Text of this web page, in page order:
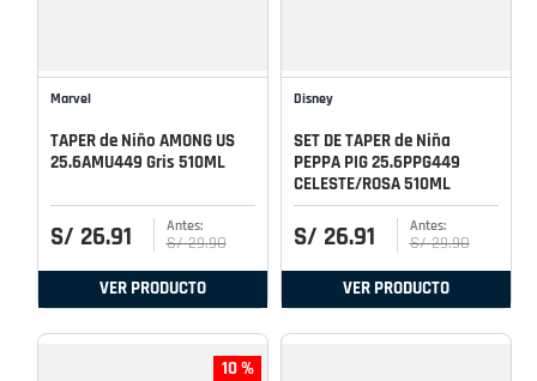
Marvel
TAPER de Niño AMONG US
25.6AMU449 Gris 510ML
S/ 26.91 S/ 29.90
VER PRODUCTO
Disney
SET DE TAPER de Niña
PEPPA PIG 25.6PPG449
CELESTE/ROSA 510ML
S/ 26.91 S/ 29.90
VER PRODUCTO
10 %